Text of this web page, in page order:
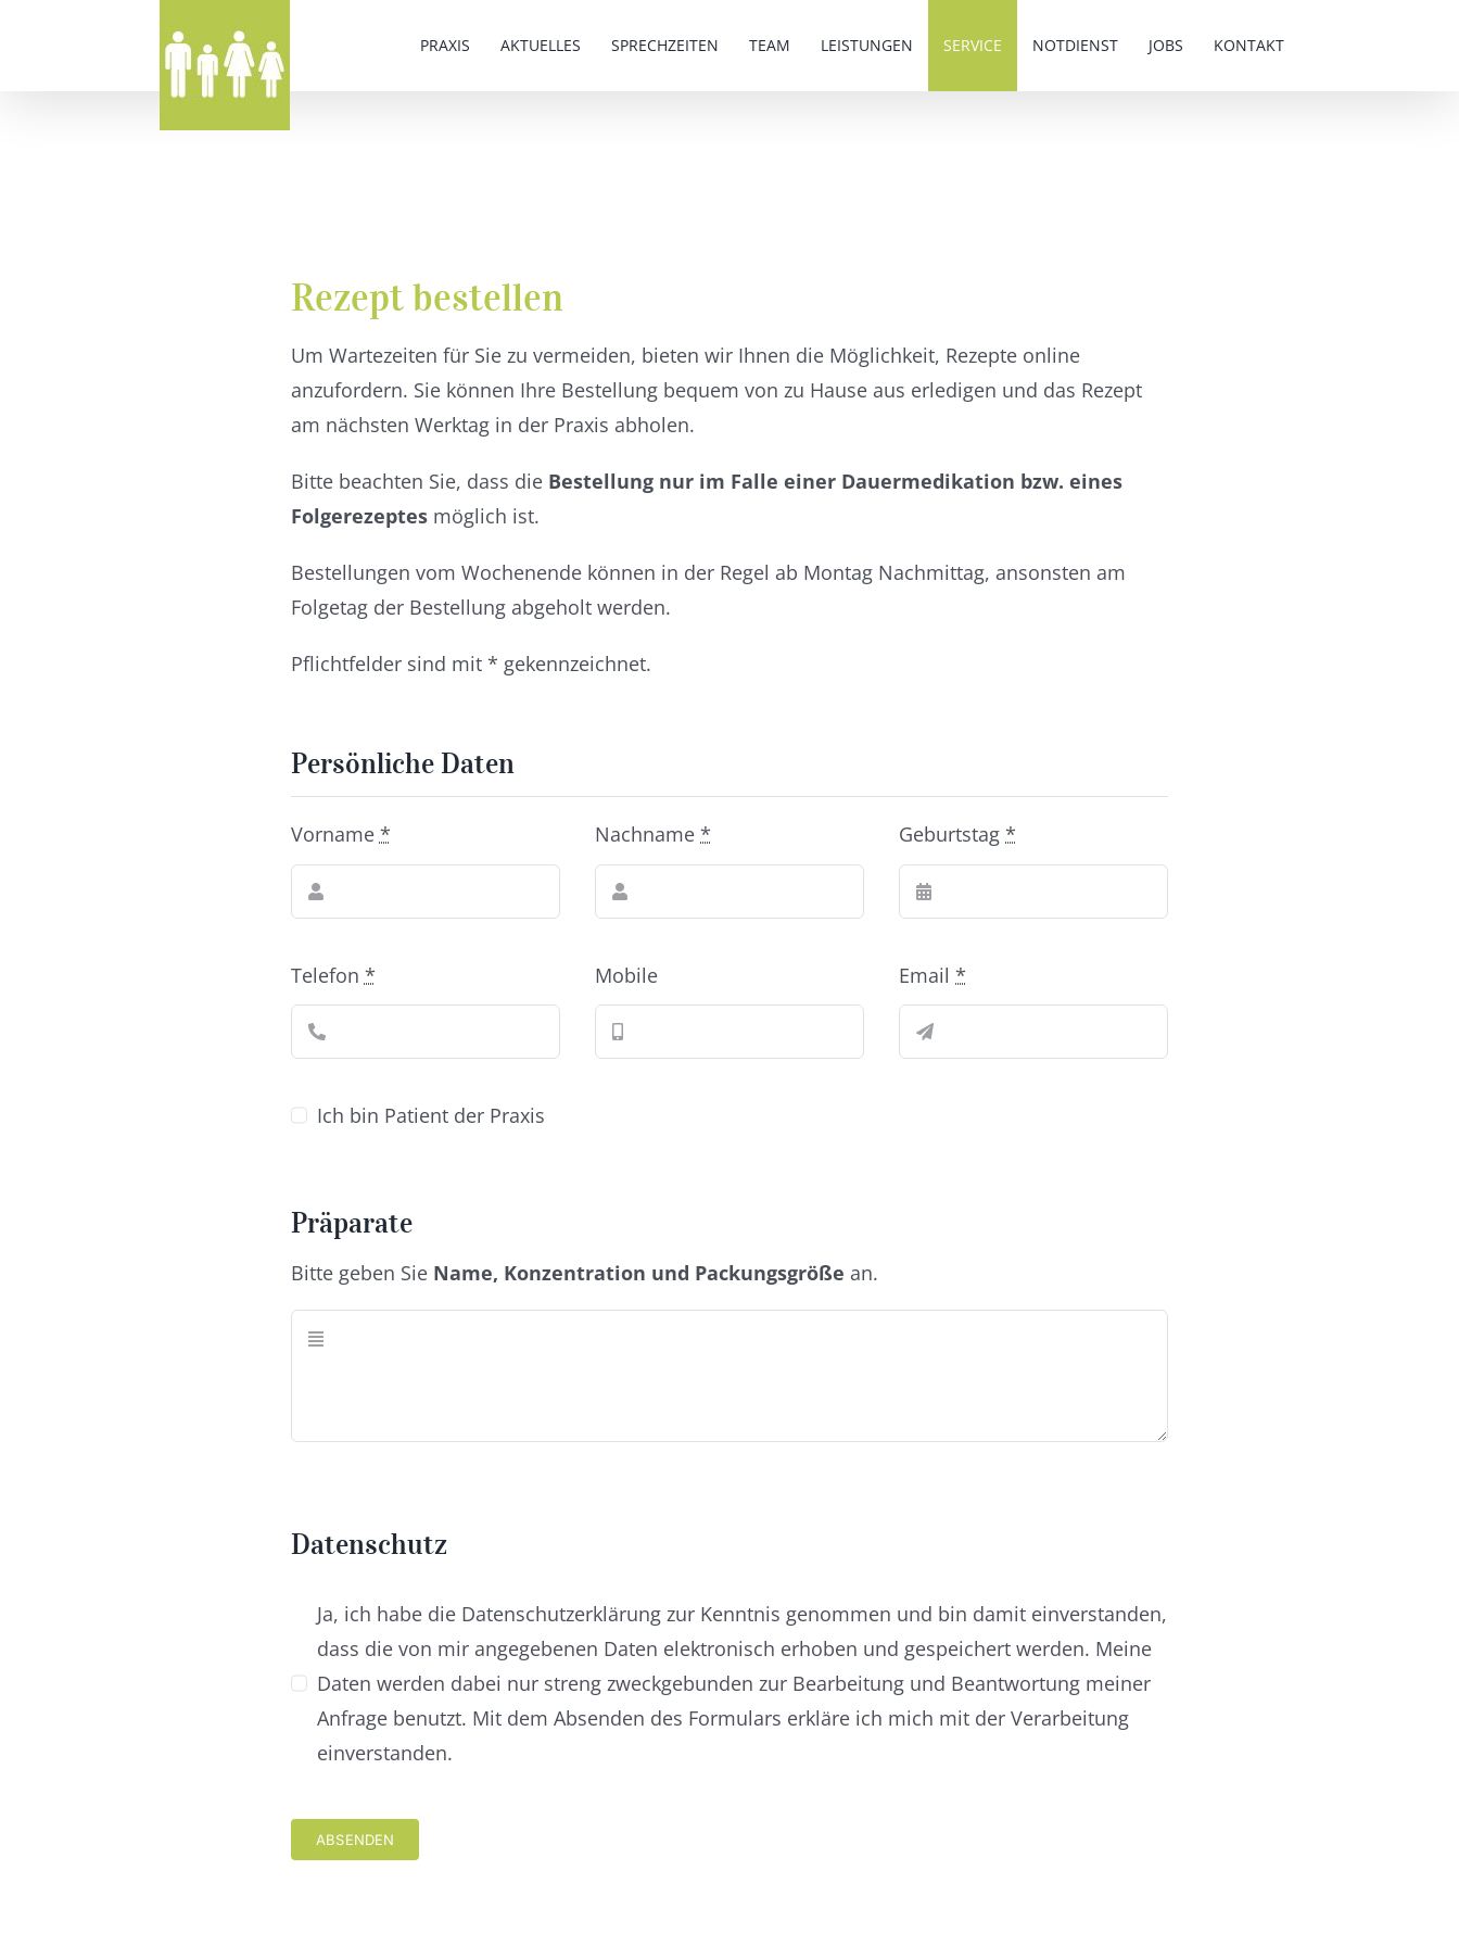
PRAXIS AKTUELLES SPRECHZEITEN TEAM LEISTUNGEN SERVICE NOTDIENST JOBS KONTAKT
Rezept bestellen
Um Wartezeiten für Sie zu vermeiden, bieten wir Ihnen die Möglichkeit, Rezepte online
anzufordern. Sie können Ihre Bestellung bequem von zu Hause aus erledigen und das Rezept
am nächsten Werktag in der Praxis abholen.
Bitte beachten Sie, dass die Bestellung nur im Falle einer Dauermedikation bzw. eines
Folgerezeptesmöglich ist.
Bestellungen vom Wochenende können in der Regel ab Montag Nachmittag, ansonsten am
Folgetag der Bestellung abgeholt werden.
Pflichtfelder sind mit * gekennzeichnet.
Persönliche Daten
Vorname * Nachname* Geburtstag*
Telefon * Mobile Email*
Ich bin Patient der Praxis
Präparate
Bitte geben Sie Name, Konzentration und Packungsgröße an.
Datenschutz
Ja, ich habe die Datenschutzerklärung zur Kenntnis genommen und bin damit einverstanden,
dass die von mir angegebenen Daten elektronisch erhoben und gespeichert werden. Meine
Daten werden dabei nur streng zweckgebunden zur Bearbeitung und Beantwortung meiner
Anfrage benutzt. Mit dem Absenden des Formulars erkläre ich mich mit der Verarbeitung
einverstanden.
ABSENDEN